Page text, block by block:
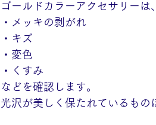
ゴールドカラーアクセサリーは
・メッキの剥がれ
・キズ
・変色
・くすみ
などを確認します。
光沢が美しく保たれているもの